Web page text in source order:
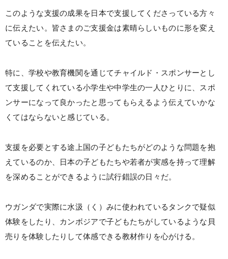
このような支援の成果を日本で支援してくださっている方々
に伝えたい。皆さまのご支援金は素晴らしいものに形を変え
ていることを伝えたい。
特に、学校や教育機関を通じてチャイルド・スポンサーとし
て支援してくれている小学生や中学生の一人ひとりに、スポ
ンサーになって良かったと思ってもらえるよう伝えていかな
くてはならないと感じている。
支援を必要とする途上国の子どもたちがどのような問題を抱
えているのか、日本の子どもたちや若者が実感を持って理解
を深めることができるように試行錯誤の日々だ。
ウガンダで実際に水汲（く）みに使われているタンクで疑似
体験をしたり、カンボジアで子どもたちがしているような貝
売りを体験したりして体感できる教材作りを心がける。